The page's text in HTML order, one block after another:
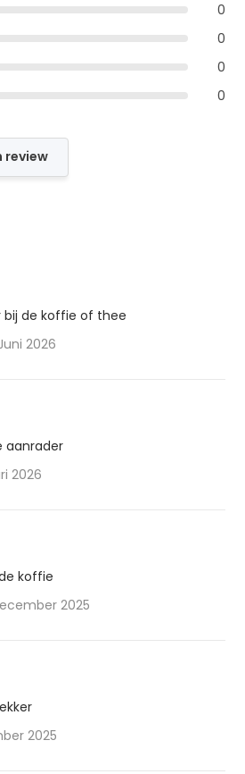
0
0
0
0
review
bij de koffie of thee
2026
aanrader
2026
koffie
2025
2025